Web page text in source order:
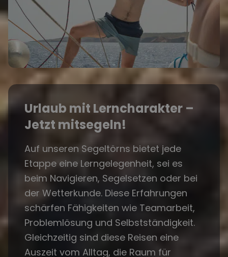
Urlaub mit Lerncharakter –
Jetzt mitsegeln!
Auf unseren Segeltörns bietet jede
Etappe eine Lerngelegenheit, sei es
beim Navigieren, Segelsetzen oder bei
der Wetterkunde. Diese Erfahrungen
schärfen Fähigkeiten wie Teamarbeit,
Problemlösung und Selbstständigkeit.
Gleichzeitig sind diese Reisen eine
Auszeit vom Alltag, die Raum für